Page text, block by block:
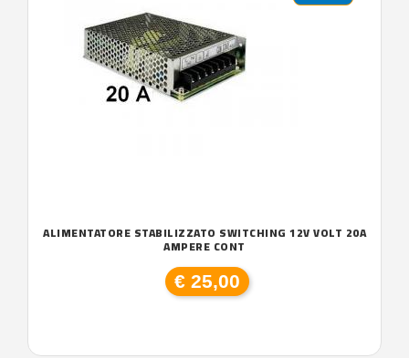
ALIMENTATORE STABILIZZATO SWITCHING 12V VOLT 20A
AMPERE CONT
€ 25,00